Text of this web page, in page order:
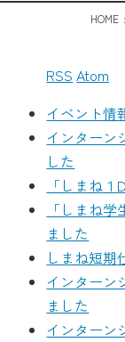
HOME
RSS Atom
イベント情
インターン
した
「しまね
「しまね
ました
しまね短期
インターン
ました
インターン